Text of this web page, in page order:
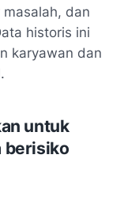
dan
historis ini
karyawan dan
untuk
berisiko